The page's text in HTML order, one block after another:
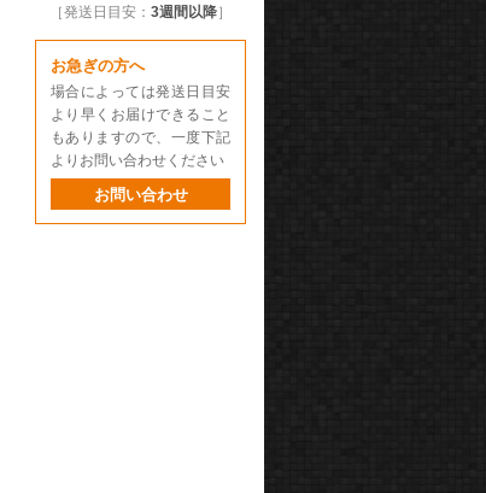
［発送日目安： 3週間以降］
お急ぎの方へ
場合によっては発送日目安
より早くお届けできること
もありますので、一度下記
よりお問い合わせください
お問い合わせ